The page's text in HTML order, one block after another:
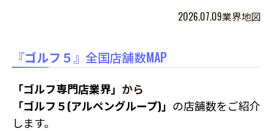
2026.07.09業界地図
『ゴルフ５』全国店舗数MAP
「ゴルフ専門店業界」 から
「ゴルフ５(アルペングループ)」 の店舗数をご紹介
します。